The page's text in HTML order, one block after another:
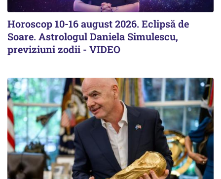
Horoscop 10-16 august 2026. Eclipsă de
Soare. Astrologul Daniela Simulescu,
previziuni zodii - VIDEO